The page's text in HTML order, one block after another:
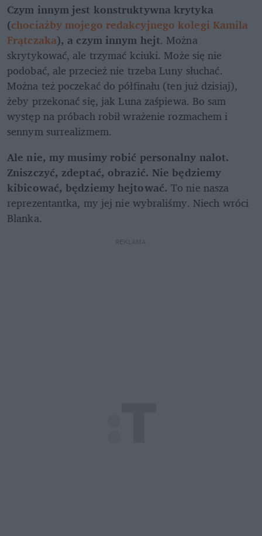
Czym innym jest konstruktywna krytyka
(chociażby mojego redakcyjnego kolegi Kamila
Frątczaka), a czym innym hejt. Można
skrytykować, ale trzymać kciuki. Może się nie
podobać, ale przecież nie trzeba Luny słuchać.
Można też poczekać do półfinału (ten już dzisiaj),
żeby przekonać się, jak Luna zaśpiewa. Bo sam
występ na próbach robił wrażenie rozmachem i
sennym surrealizmem.
Ale nie, my musimy robić personalny nalot.
Zniszczyć, zdeptać, obrazić. Nie będziemy
kibicować, będziemy hejtować. To nie nasza
reprezentantka, my jej nie wybraliśmy. Niech wróci
Blanka.
REKLAMA